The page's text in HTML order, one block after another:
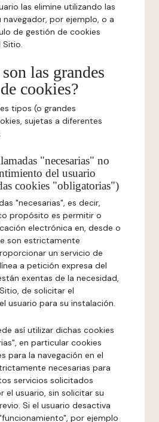
las elimine utilizando las
navegador, por ejemplo, o a
de gestión de cookies
Sitio.
las grandes
cookies?
tipos (o grandes
sujetas a diferentes
"necesarias" no
del usuario
cookies "obligatorias")
"necesarias", es decir,
propósito es permitir o
electrónica en, desde o
son estrictamente
un servicio de
a petición expresa del
exentas de la necesidad,
de solicitar el
usuario para su instalación.
así utilizar dichas cookies
en particular cookies
para la navegación en el
necesarias para
servicios solicitados
el usuario, sin solicitar su
Si el usuario desactiva
por ejemplo